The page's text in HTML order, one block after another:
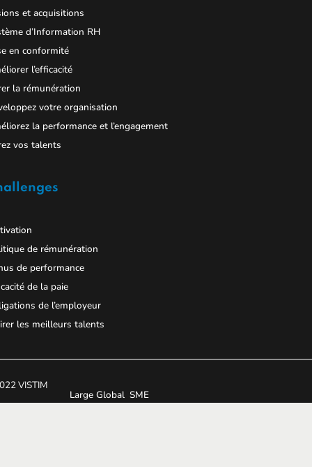
et acquisitions
d’Information RH
en conformité
l’efficacité
la rémunération
votre organisation
la performance et l’engagement
vos talents
de rémunération
de performance
de la paie
de l’employeur
les meilleurs talents
VISTIM
Large Global SME